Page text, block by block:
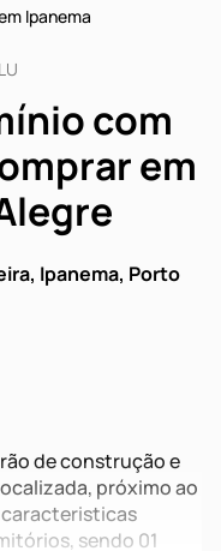
Ipanema
com
em
Ipanema, Porto
de construção e
próximo ao
caracteristicas
sendo 01